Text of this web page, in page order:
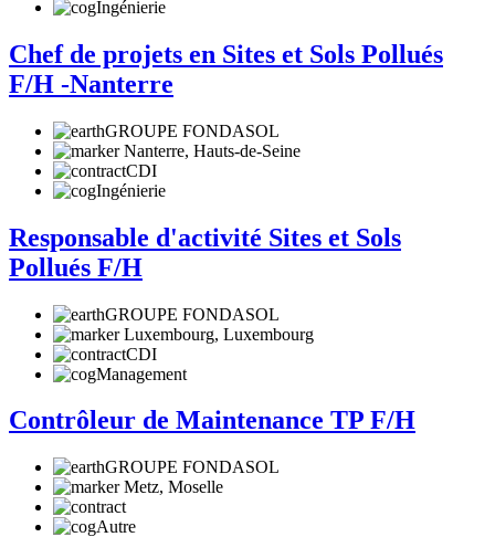
Ingénierie
Chef de projets en Sites et Sols Pollués
F/H -Nanterre
GROUPE FONDASOL
Nanterre, Hauts-de-Seine
CDI
Ingénierie
Responsable d'activité Sites et Sols
Pollués F/H
GROUPE FONDASOL
Luxembourg, Luxembourg
CDI
Management
Contrôleur de Maintenance TP F/H
GROUPE FONDASOL
Metz, Moselle
Autre